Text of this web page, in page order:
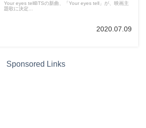
Your eyes tellBTSの新曲、「Your eyes tell」が、映画主
題歌に決定...
2020.07.09
Sponsored Links